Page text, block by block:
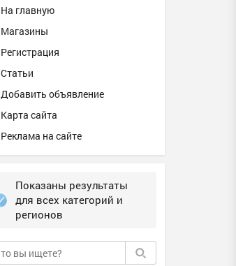
На главную
Магазины
Регистрация
Статьи
Добавить объявление
Карта сайта
Реклама на сайте
Показаны результаты
для всех категорий и
регионов